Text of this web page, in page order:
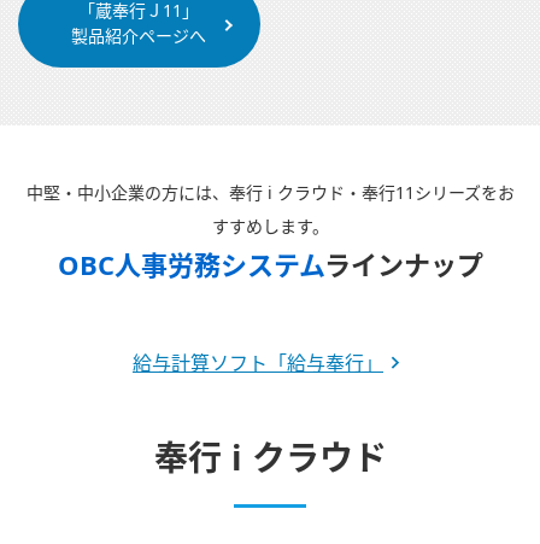
「蔵奉行Ｊ11」
製品紹介ページへ
中堅・中小企業の方には、奉行 i クラウド・奉行11シリーズをお
すすめします。
OBC人事労務システムラインナップ
給与計算ソフト「給与奉行」
奉行 i クラウド